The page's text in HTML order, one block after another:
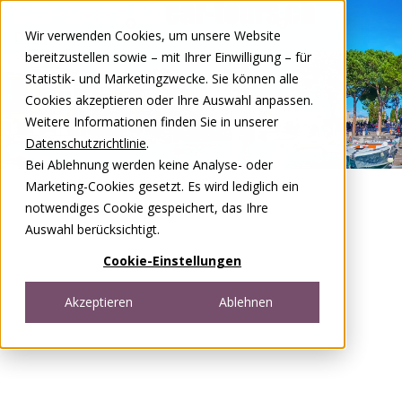
Wir verwenden Cookies, um unsere Website
bereitzustellen sowie – mit Ihrer Einwilligung – für
Statistik- und Marketingzwecke. Sie können alle
Cookies akzeptieren oder Ihre Auswahl anpassen.
Weitere Informationen finden Sie in unserer
Datenschutzrichtlinie.
Bei Ablehnung werden keine Analyse- oder
Marketing-Cookies gesetzt. Es wird lediglich ein
notwendiges Cookie gespeichert, das Ihre
Auswahl berücksichtigt.
Cookie-Einstellungen
Akzeptieren Ablehnen
DEFR
Open menu